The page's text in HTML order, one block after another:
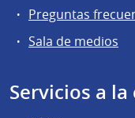
Preguntas
Sala de medios
Servicios a